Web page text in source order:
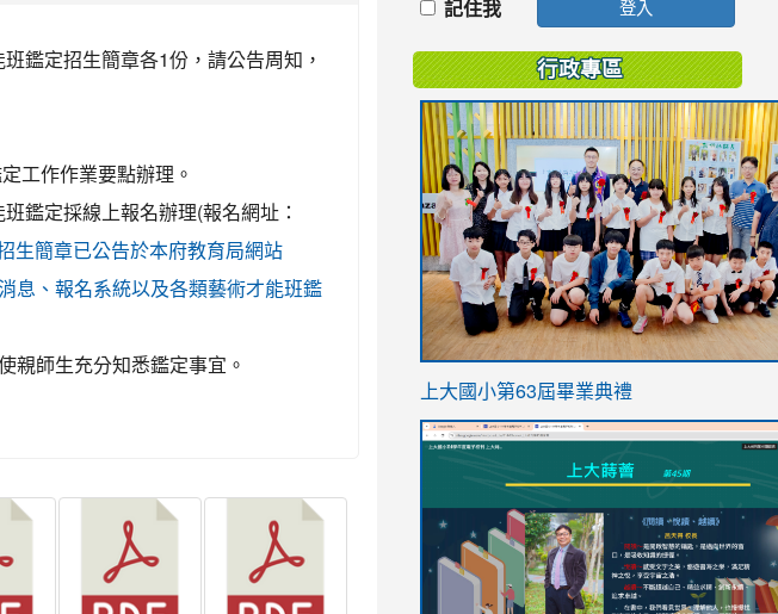
鑑定招生簡章各1份，請公告周知，
工作作業要點辦理。
鑑定採線上報名辦理(報名網址：
生簡章已公告於本府教育局網站
息、報名系統以及各類藝術才能班鑑
親師生充分知悉鑑定事宜。
記住我 登入
行政專區
link
https://sites.google.com/stes.tyc.edu.tw/
上大國小第63屆畢業典禮
link